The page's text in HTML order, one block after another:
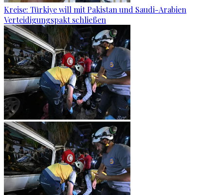
Kreise: Türkiye will mit Pakistan und Saudi-Arabien
Verteidigungspakt schließen